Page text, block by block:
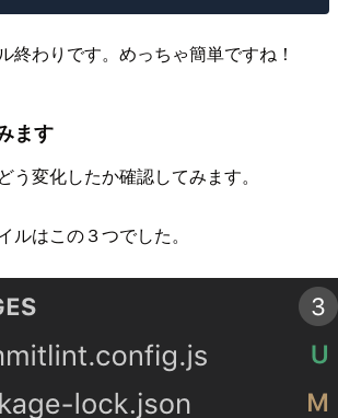
終わりです。めっちゃ簡単ですね！
ます
う変化したか確認してみます。
ルはこの３つでした。